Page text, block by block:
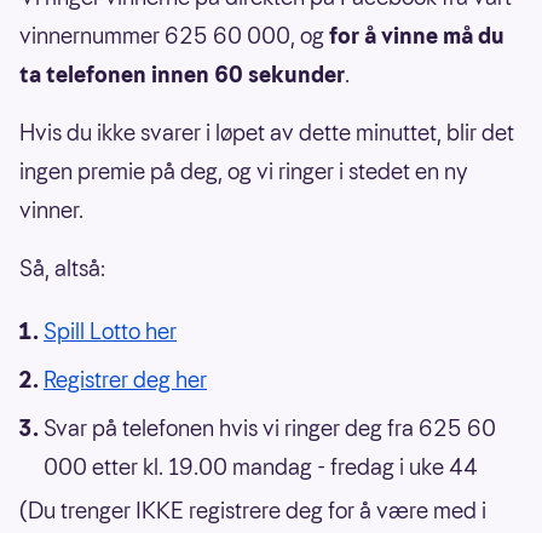
vinnernummer 625 60 000, ogfor å vinne må du
ta telefonen innen 60 sekunder.
Hvis du ikke svarer i løpet av dette minuttet, blir det
ingen premie på deg, og vi ringer i stedet en ny
vinner.
Så, altså:
Spill Lotto her
Registrer deg her
Svar på telefonen hvis vi ringer deg fra 625 60
000 etter kl. 19.00 mandag - fredag i uke 44
(Du trenger IKKE registrere deg for å være med i